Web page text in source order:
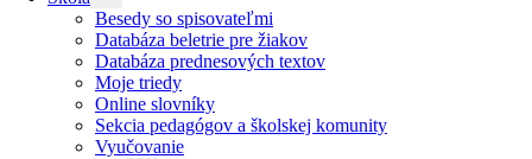
Besedy so spisovateľmi
Databáza beletrie pre žiakov
Databáza prednesových textov
Moje triedy
Online slovníky
Sekcia pedagógov a školskej komunity
Vyučovanie